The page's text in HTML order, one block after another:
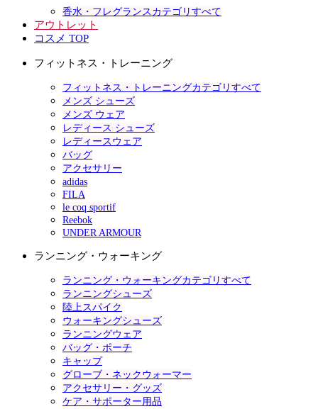
香水・フレグランスカテゴリすべて
アウトレット
コスメ TOP
フィットネス・トレーニング
フィットネス・トレーニングカテゴリすべて
メンズ シューズ
メンズ ウェア
レディース シューズ
レディースウェア
バッグ
アクセサリー
adidas
FILA
le coq sportif
Reebok
UNDER ARMOUR
ランニング・ウォーキング
ランニング・ウォーキングカテゴリすべて
ランニングシューズ
陸上スパイク
ウォーキングシューズ
ランニングウェア
バッグ・ポーチ
キャップ
グローブ・ネックウォーマー
アクセサリー・グッズ
ケア・サポーター用品